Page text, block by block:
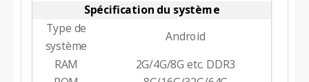
Spécification du système
Type de
système
Android
RAM
2G/4G/8G etc. DDR3